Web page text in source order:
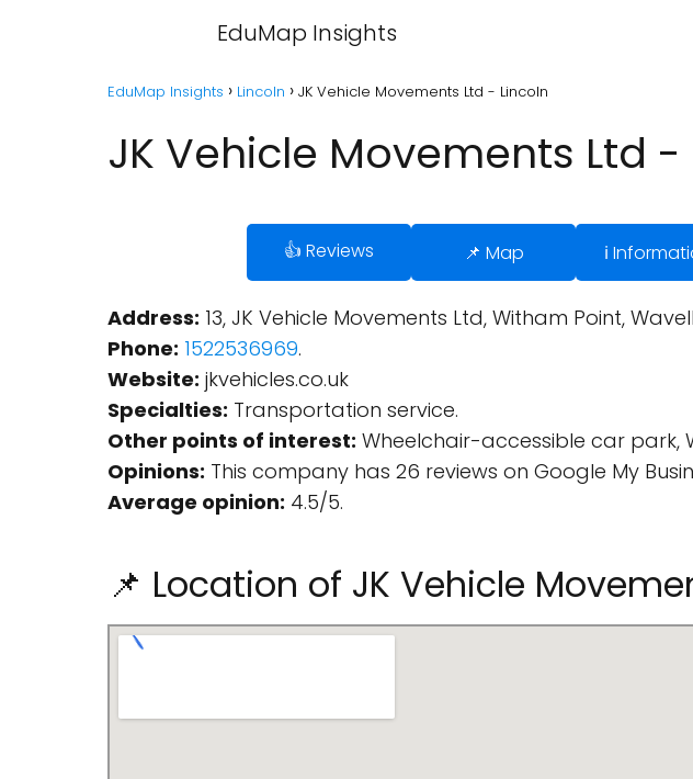
EduMap Insights
EduMap Insights Lincoln JK Vehicle Movements Ltd - Lincoln
JK Vehicle Movements Ltd -
👍 Reviews 📌 Map ℹ️
Address: 13, JK Vehicle Movements Ltd, Witham Point,
Phone: 1522536969.
Website: jkvehicles.co.uk
Specialties: Transportation service.
Other points of interest: Wheelchair-accessible car park,
Opinions: This company has 26 reviews on Google My
Average opinion: 4.5/5.
📌 Location of JK Vehicle